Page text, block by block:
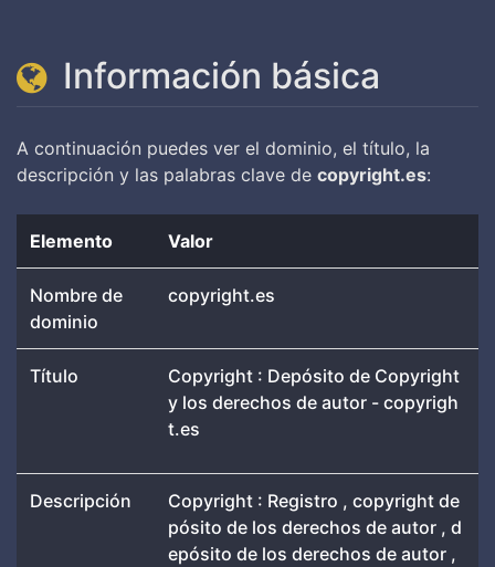
Información básica
A continuación puedes ver el dominio, el título, la
descripción y las palabras clave de copyright.es:
Elemento Valor
Nombre de
dominio
copyright.es
Título
Copyright : Depósito de Copyright
y los derechos de autor - copyrigh
t.es
Descripción
Copyright : Registro , copyright de
pósito de los derechos de autor , d
epósito de los derechos de autor ,